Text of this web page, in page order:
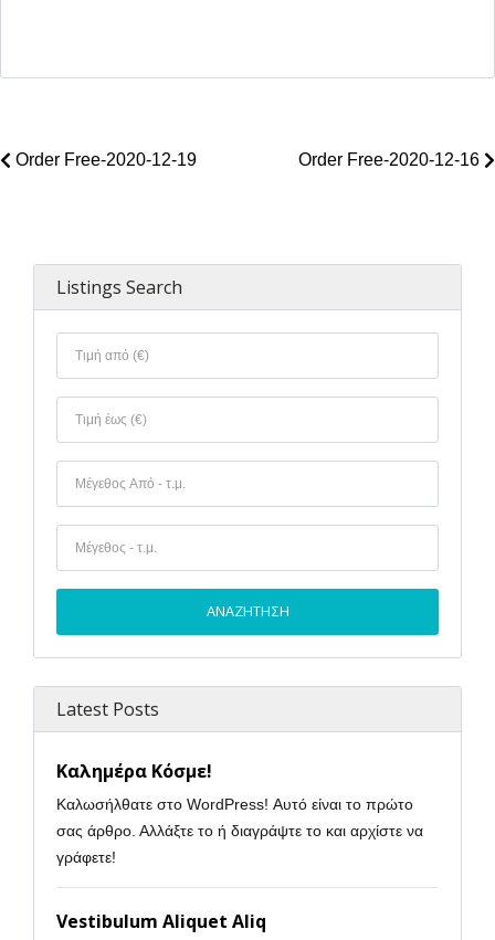
Order Free-2020-12-19 Order Free-2020-12-16
Listings Search
Latest Posts
Καλημέρα Κόσμε!
Καλωσήλθατε στο WordPress! Αυτό είναι το πρώτο
σας άρθρο. Αλλάξτε το ή διαγράψτε το και αρχίστε να
γράφετε!
Vestibulum Aliquet Aliq